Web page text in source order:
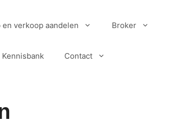
verkoop aandelen Broker
Kennisbank Contact